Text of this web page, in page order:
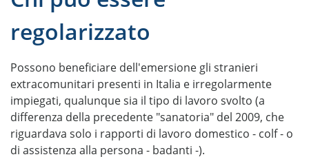
regolarizzato
Possono beneficiare dell'emersione gli stranieri
extracomunitari presenti in Italia e irregolarmente
impiegati, qualunque sia il tipo di lavoro svolto (a
differenza della precedente "sanatoria" del 2009, che
riguardava solo i rapporti di lavoro domestico - colf - o
di assistenza alla persona - badanti -).